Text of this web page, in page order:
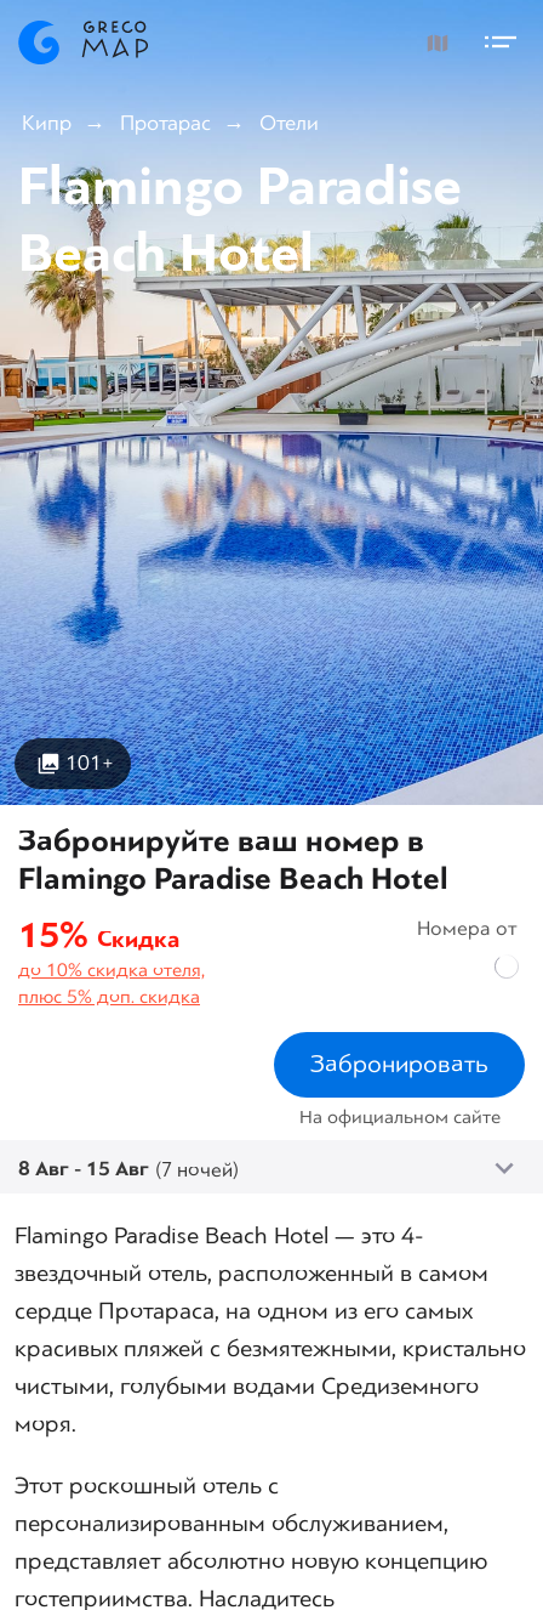
Кипр Протарас Отели
Flamingo Paradise
Beach Hotel
101+
Забронируйте ваш номер в
Flamingo Paradise Beach Hotel
15% Скидка
до 10% скидка отеля,
плюс 5% доп. скидка
Номера от
Забронировать
На официальном сайте
8 Авг - 15 Авг (7 ночей)
Flamingo Paradise Beach Hotel — это 4-
звездочный отель, расположенный в самом
сердце Протараса, на одном из его самых
красивых пляжей с безмятежными, кристально
чистыми, голубыми водами Средиземного
моря.
Этот роскошный отель с
персонализированным обслуживанием,
представляет абсолютно новую концепцию
гостеприимства. Насладитесь